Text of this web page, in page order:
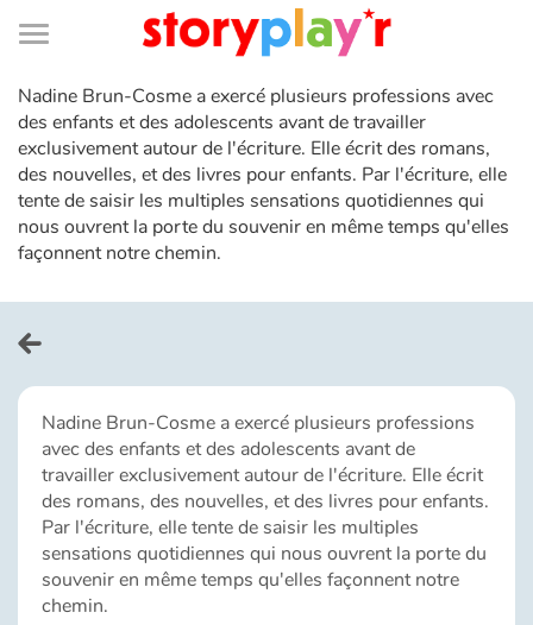
Connexion
Bibliothèque
de
Menu ➜
Je me connecte
Tester gratuitement
Bibliothèque
Accueil
Contes d'ici et d'ailleurs
Fable, mythe, littérature et poésie
Princesses et princes, rois, reines et dragons
Nadine Brun-Cosme a exercé plusieurs professions avec
des enfants et des adolescents avant de travailler
exclusivement autour de l'écriture. Elle écrit des romans,
des nouvelles, et des livres pour enfants. Par l'écriture, elle
tente de saisir les multiples sensations quotidiennes qui
nous ouvrent la porte du souvenir en même temps qu'elles
façonnent notre chemin.
Nadine Brun-Cosme a exercé plusieurs professions
avec des enfants et des adolescents avant de
travailler exclusivement autour de l'écriture. Elle écrit
des romans, des nouvelles, et des livres pour enfants.
Par l'écriture, elle tente de saisir les multiples
sensations quotidiennes qui nous ouvrent la porte du
souvenir en même temps qu'elles façonnent notre
chemin.